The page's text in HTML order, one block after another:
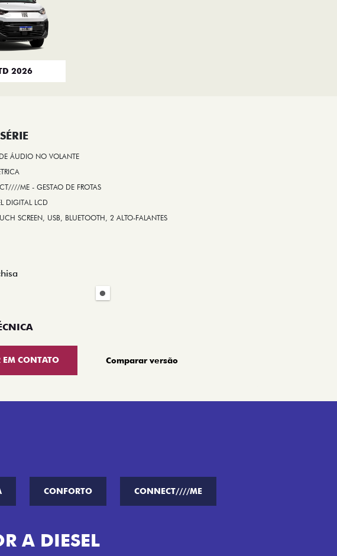
2026
ÁUDIO NO VOLANTE
ME - GESTAO DE FROTAS
DIGITAL LCD
SCREEN, USB, BLUETOOTH, 2 ALTO-FALANTES
EM CONTATO Comparar versão
CONFORTO CONNECT////ME
A DIESEL